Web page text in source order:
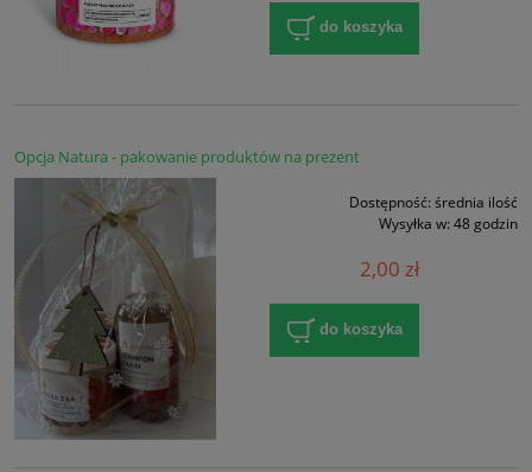
do koszyka
Opcja Natura - pakowanie produktów na prezent
Dostępność: średnia ilość
Wysyłka w: 48 godzin
2,00 zł
do koszyka